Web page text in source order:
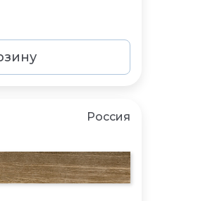
Россия